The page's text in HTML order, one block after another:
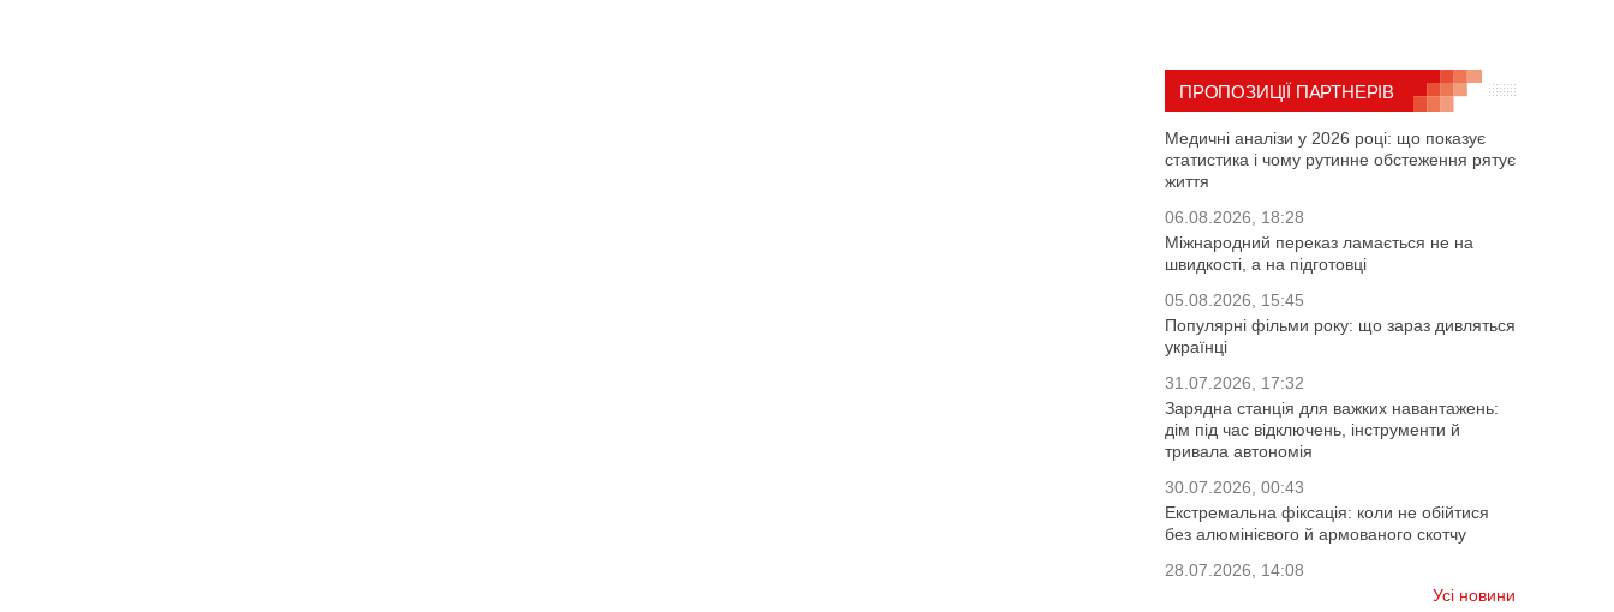
ПРОПОЗИЦІЇ ПАРТНЕРІВ
Медичні аналізи у 2026 році: що показує
статистика і чому рутинне обстеження рятує
життя
06.08.2026, 18:28
Міжнародний переказ ламається не на
швидкості, а на підготовці
05.08.2026, 15:45
Популярні фільми року: що зараз дивляться
українці
31.07.2026, 17:32
Зарядна станція для важких навантажень:
дім під час відключень, інструменти й
тривала автономія
30.07.2026, 00:43
Екстремальна фіксація: коли не обійтися
без алюмінієвого й армованого скотчу
28.07.2026, 14:08
Усі новини